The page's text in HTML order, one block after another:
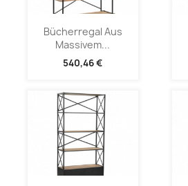
Bücherregal Aus
Massivem...
540,46 €